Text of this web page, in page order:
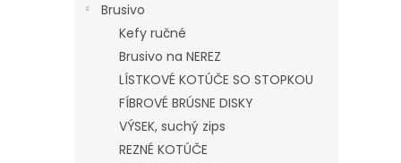
Brusivo
Kefy ručné
Brusivo na NEREZ
LÍSTKOVÉ KOTÚČE SO STOPKOU
FÍBROVÉ BRÚSNE DISKY
VÝSEK, suchý zips
REZNÉ KOTÚČE